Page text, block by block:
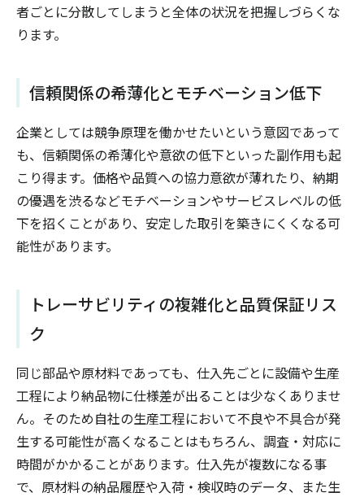
者ごとに分散してしまうと全体の状況を把握しづらくな
ります。
信頼関係の希薄化とモチベーション低下
企業としては競争原理を働かせたいという意図であって
も、信頼関係の希薄化や意欲の低下といった副作用も起
こり得ます。価格や品質への協力意欲が薄れたり、納期
の優遇を渋るなどモチベーションやサービスレベルの低
下を招くことがあり、安定した取引を築きにくくなる可
能性があります。
トレーサビリティの複雑化と品質保証リス
ク
同じ部品や原材料であっても、仕入先ごとに設備や生産
工程により納品物に仕様差が出ることは少なくありませ
ん。そのため自社の生産工程において不良や不具合が発
生する可能性が高くなることはもちろん、調査・対応に
時間がかかることがあります。仕入先が複数になる事
で、原材料の納品履歴や入荷・検収時のデータ、また生